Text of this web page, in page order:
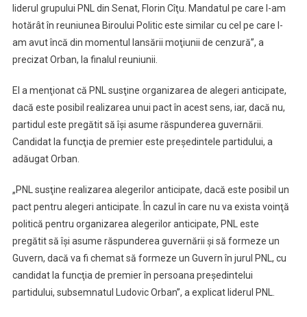
liderul grupului PNL din Senat, Florin Cîţu. Mandatul pe care l-am
hotărât în reuniunea Biroului Politic este similar cu cel pe care l-
am avut încă din momentul lansării moţiunii de cenzură”, a
precizat Orban, la finalul reuniunii.
El a menţionat că PNL susţine organizarea de alegeri anticipate,
dacă este posibil realizarea unui pact în acest sens, iar, dacă nu,
partidul este pregătit să îşi asume răspunderea guvernării.
Candidat la funcţia de premier este preşedintele partidului, a
adăugat Orban.
„PNL susţine realizarea alegerilor anticipate, dacă este posibil un
pact pentru alegeri anticipate. În cazul în care nu va exista voinţă
politică pentru organizarea alegerilor anticipate, PNL este
pregătit să îşi asume răspunderea guvernării şi să formeze un
Guvern, dacă va fi chemat să formeze un Guvern în jurul PNL, cu
candidat la funcţia de premier în persoana preşedintelui
partidului, subsemnatul Ludovic Orban”, a explicat liderul PNL.